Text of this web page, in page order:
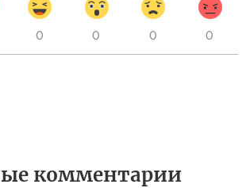
0 0 0 0
комментарии